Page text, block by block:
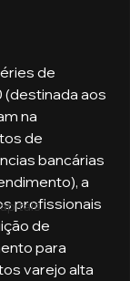
de
(destinada aos
na
de
bancárias
a
profissionais
de
para
varejo alta